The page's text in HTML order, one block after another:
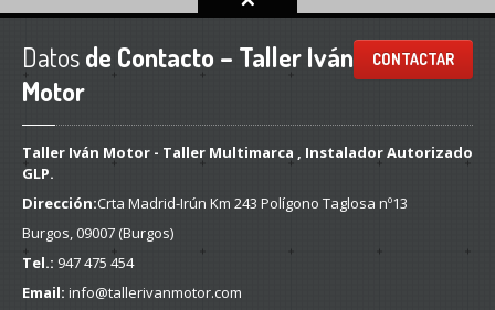
CONTACTAR
Datosde Contacto – Taller Iván
Motor
Taller Iván Motor - Taller Multimarca , Instalador Autorizado
GLP.
Dirección:Crta Madrid-Irún Km 243 Polígono Taglosa nº13
Burgos, 09007 (Burgos)
Tel.: 947 475 454
Email: info@tallerivanmotor.com